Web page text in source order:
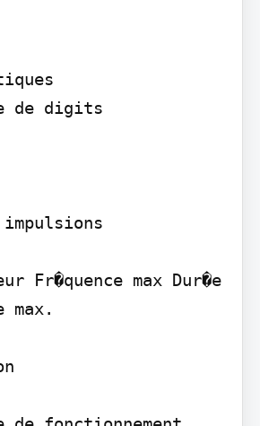
de digits
Fr�quence max Dur�e
max.